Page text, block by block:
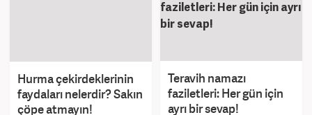
Hurma çekirdeklerinin
faydaları nelerdir? Sakın
çöpe atmayın!
Teravih namazı
faziletleri: Her gün için
ayrı bir sevap!